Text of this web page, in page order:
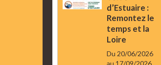
d’Estuaire :
Remontez le
temps et la
Loire
Du 20/06/2026